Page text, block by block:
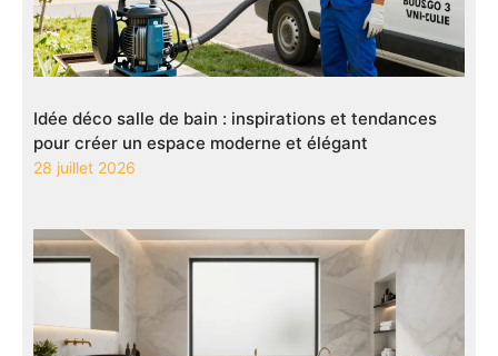
Idée déco salle de bain : inspirations et tendances
pour créer un espace moderne et élégant
28 juillet 2026